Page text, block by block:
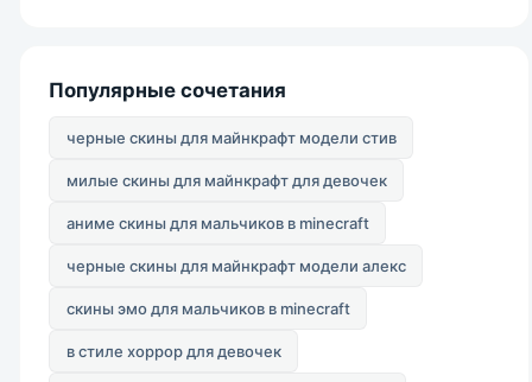
Популярные сочетания
черные скины для майнкрафт модели стив
милые скины для майнкрафт для девочек
аниме скины для мальчиков в minecraft
черные скины для майнкрафт модели алекс
скины эмо для мальчиков в minecraft
в стиле хоррор для девочек